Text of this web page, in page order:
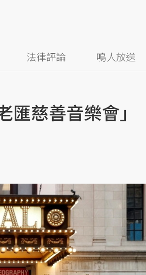
法律評論 鳴人放送
慈善音樂會」